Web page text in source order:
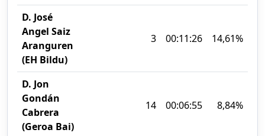
D. José
Angel Saiz
Aranguren
(EH Bildu)
3 00:11:26 14,61%
D. Jon
Gondán
Cabrera
(Geroa Bai)
14 00:06:55 8,84%